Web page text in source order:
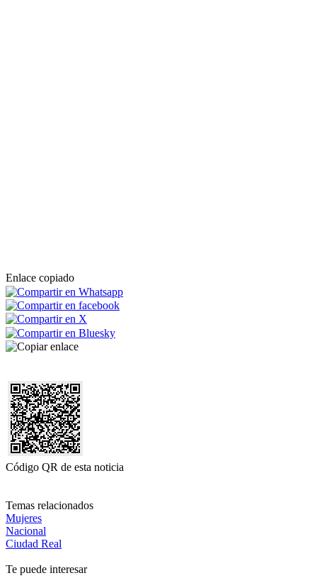
Enlace copiado
Código QR de esta noticia
Temas relacionados
Mujeres
Nacional
Ciudad Real
Te puede interesar